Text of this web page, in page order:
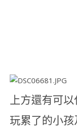
上方還有可
玩累了的小